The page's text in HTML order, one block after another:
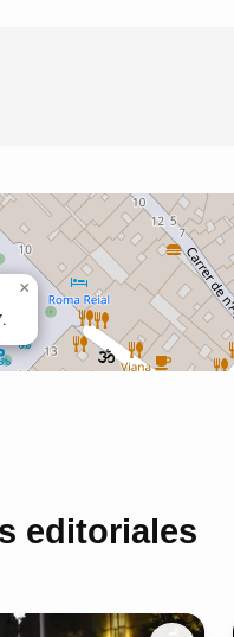
editoriales